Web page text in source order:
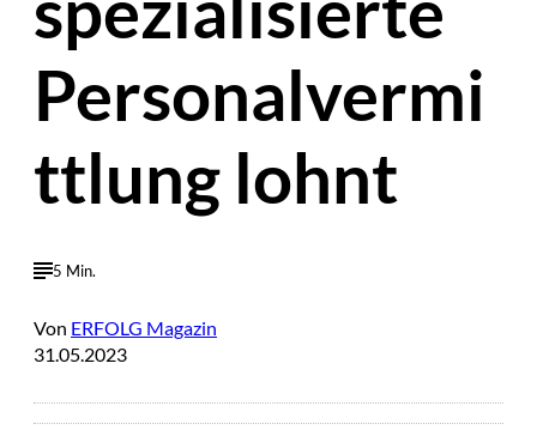
Personalvermi
ttlung lohnt
5 Min.
Von ERFOLG Magazin
31.05.2023